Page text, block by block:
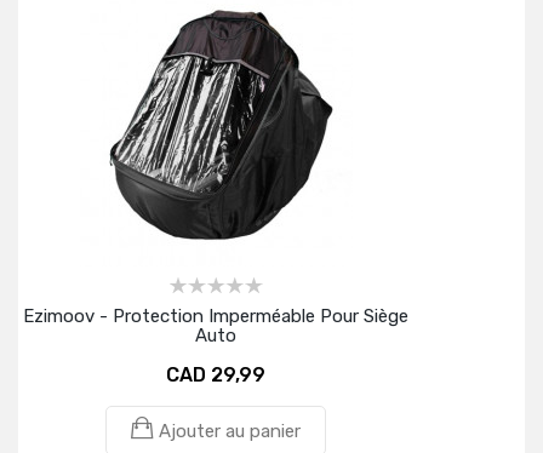
Ezimoov - Protection Imperméable Pour Siège
Auto
CAD 29,99
Ajouter au panier